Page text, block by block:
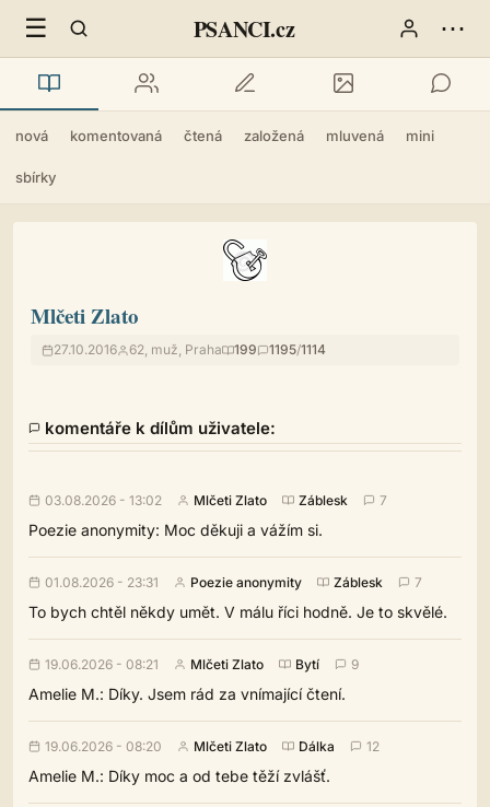
☰ PSANCI.cz ⋯
nová komentovaná čtená založená mluvená mini
sbírky
Mlčeti Zlato
27.10.2016 62, muž, Praha 199 1195/1114
komentáře k dílům uživatele:
03.08.2026 - 13:02 Mlčeti Zlato Záblesk 7
Poezie anonymity: Moc děkuji a vážím si.
01.08.2026 - 23:31 Poezie anonymity Záblesk 7
To bych chtěl někdy umět. V málu říci hodně. Je to skvělé.
19.06.2026 - 08:21 Mlčeti Zlato Bytí 9
Amelie M.: Díky. Jsem rád za vnímající čtení.
19.06.2026 - 08:20 Mlčeti Zlato Dálka 12
Amelie M.: Díky moc a od tebe těží zvlášť.